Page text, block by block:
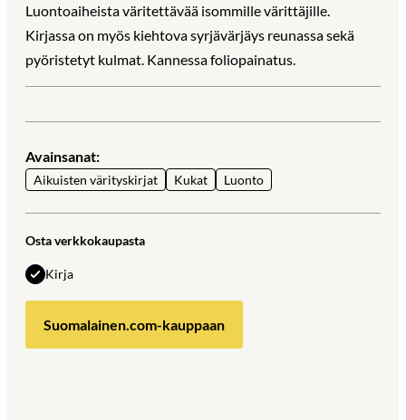
Luontoaiheista väritettävää isommille värittäjille.
Kirjassa on myös kiehtova syrjävärjäys reunassa sekä
pyöristetyt kulmat. Kannessa foliopainatus.
Avainsanat:
Aikuisten värityskirjat Kukat Luonto
Osta verkkokaupasta
Kirja
Suomalainen.com-kauppaan